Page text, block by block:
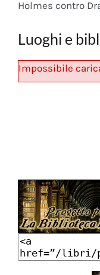
Holmes contro
Luoghi e
Impossibile